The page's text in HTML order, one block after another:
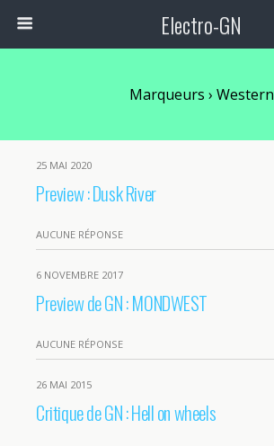
Electro-GN
Marqueurs › Western
25 MAI 2020
Preview : Dusk River
AUCUNE RÉPONSE
6 NOVEMBRE 2017
Preview de GN : MONDWEST
AUCUNE RÉPONSE
26 MAI 2015
Critique de GN : Hell on wheels